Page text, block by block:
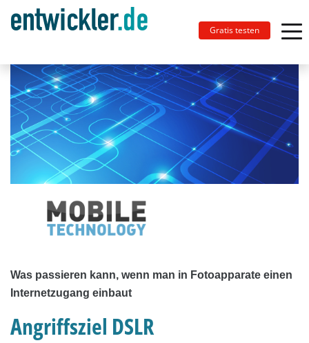
Gratis testen
Was passieren kann, wenn man in Fotoapparate einen
Internetzugang einbaut
Angriffsziel DSLR